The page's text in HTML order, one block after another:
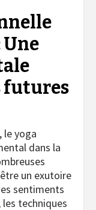
Une
futures
le yoga
dans la
un exutoire
sentiments
techniques